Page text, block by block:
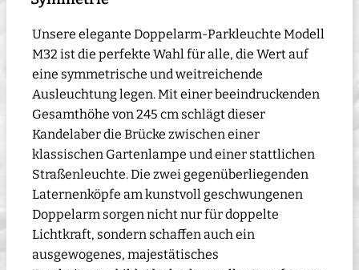
Unsere elegante Doppelarm-Parkleuchte Modell
M32 ist die perfekte Wahl für alle, die Wert auf
eine symmetrische und weitreichende
Ausleuchtung legen. Mit einer beeindruckenden
Gesamthöhe von 245 cm schlägt dieser
Kandelaber die Brücke zwischen einer
klassischen Gartenlampe und einer stattlichen
Straßenleuchte. Die zwei gegenüberliegenden
Laternenköpfe am kunstvoll geschwungenen
Doppelarm sorgen nicht nur für doppelte
Lichtkraft, sondern schaffen auch ein
ausgewogenes, majestätisches